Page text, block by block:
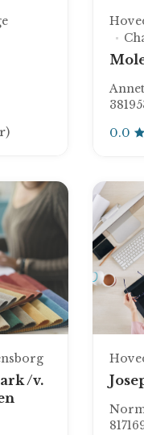
0.0
/v.